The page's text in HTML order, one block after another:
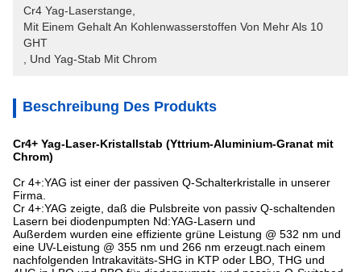
Cr4 Yag-Laserstange
Mit Einem Gehalt An Kohlenwasserstoffen Von Mehr Als 10
GHT
Und Yag-Stab Mit Chrom
Beschreibung Des Produkts
Cr4+ Yag-Laser-Kristallstab (Yttrium-Aluminium-Granat mit
Chrom)
Cr 4+:YAG ist einer der passiven Q-Schalterkristalle in unserer
Firma.
Cr 4+:YAG zeigte, daß die Pulsbreite von passiv Q-schaltenden
Lasern bei diodenpumpten Nd:YAG-Lasern und
Außerdem wurden eine effiziente grüne Leistung @ 532 nm und
eine UV-Leistung @ 355 nm und 266 nm erzeugt.nach einem
nachfolgenden Intrakavitäts-SHG in KTP oder LBO, THG und